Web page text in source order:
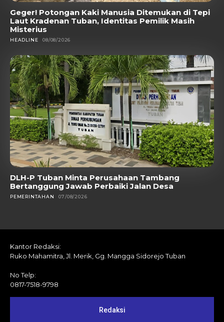
Geger! Potongan Kaki Manusia Ditemukan di Tepi
Laut Kradenan Tuban, Identitas Pemilik Masih
Misterius
HEADLINE 08/08/2026
DLH-P Tuban Minta Perusahaan Tambang
Bertanggung Jawab Perbaiki Jalan Desa
PEMERINTAHAN 07/08/2026
Kantor Redaksi:
Ruko Mahamitra, Jl. Merik, Gg. Mangga Sidorejo Tuban
No Telp:
0817-7518-9798
Redaksi